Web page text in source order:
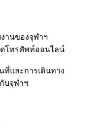
านของจุฬาฯ
โทรศัพท์ออนไลน์
ที่และการเดินทาง
บจุฬาฯ